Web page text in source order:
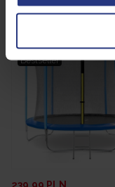
Promocja
Bestseller
239,99 PLN